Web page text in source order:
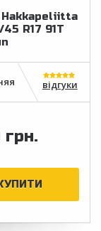
Hakkapeliitta
R17 91T
відгуки